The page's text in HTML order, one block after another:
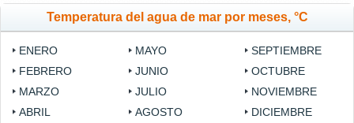
Temperatura del agua de mar por meses, °C
ENERO
FEBRERO
MARZO
ABRIL
MAYO
JUNIO
JULIO
AGOSTO
SEPTIEMBRE
OCTUBRE
NOVIEMBRE
DICIEMBRE